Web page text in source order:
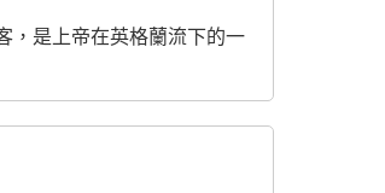
，是上帝在英格蘭流下的一